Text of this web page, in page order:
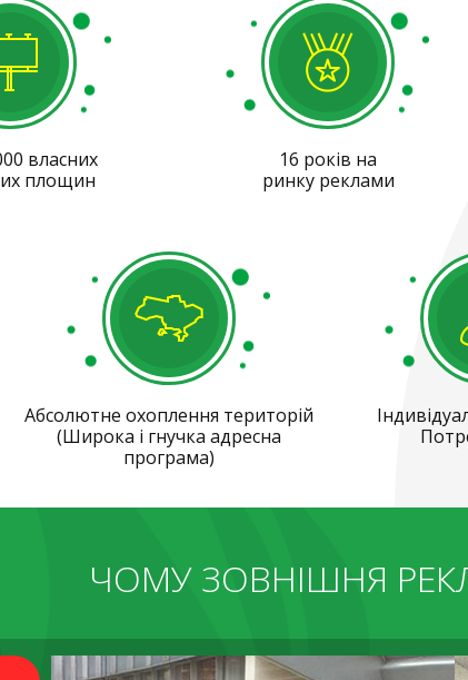
власних
площин
16 років на
ринку реклами
Абсолютне охоплення територій
(Широка і гнучка адресна
програма)
ЧОМУ ЗОВНІШНЯ